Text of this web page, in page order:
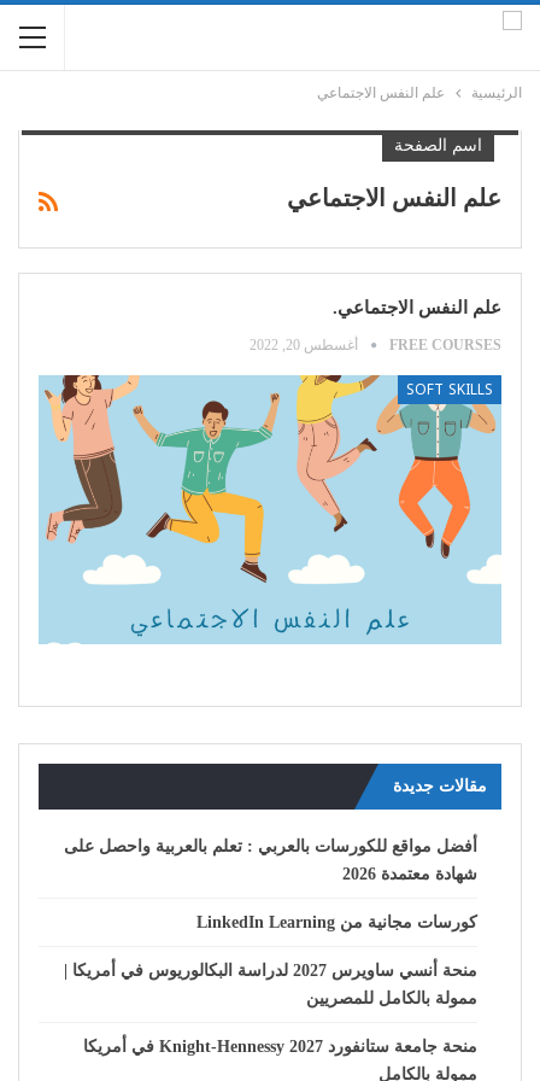
الرئيسية علم النفس الاجتماعي
اسم الصفحة
علم النفس الاجتماعي
علم النفس الاجتماعي.
FREE COURSES أغسطس 20, 2022
SOFT SKILLS
مقالات جديدة
أفضل مواقع للكورسات بالعربي : تعلم بالعربية واحصل على
شهادة معتمدة 2026
كورسات مجانية من LinkedIn Learning
منحة أنسي ساويرس 2027 لدراسة البكالوريوس في أمريكا |
ممولة بالكامل للمصريين
منحة جامعة ستانفورد Knight-Hennessy 2027 في أمريكا
ممولة بالكامل